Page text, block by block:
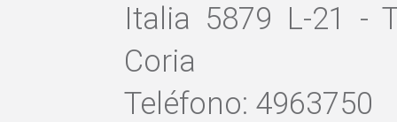
Italia 5879 L-21 -
Coria
Teléfono: 4963750